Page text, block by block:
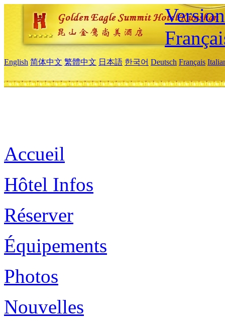
English 简体中文 繁體中文 日本語 한국어 Deutsch Français
Accueil
Hôtel Infos
Réserver
Équipements
Photos
Nouvelles